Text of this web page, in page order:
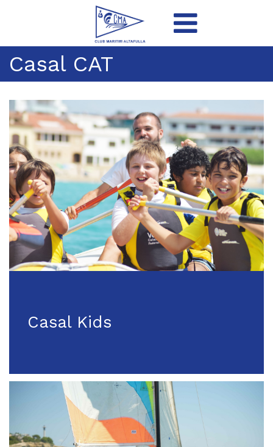
Casal CAT
Casal Kids